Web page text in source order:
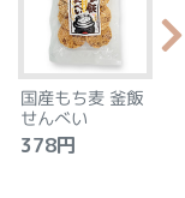
国産もち麦 釜飯
せんべい
378円